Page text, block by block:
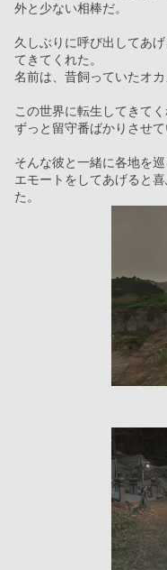
外と少ない相棒だ。
久しぶりに呼び出してあ
てきてくれた。
名前は、昔飼っていたオ
この世界に転生してきて
ずっと留守番ばかりさせて
そんな彼と一緒に各地を巡
エモートをしてあげると
た。